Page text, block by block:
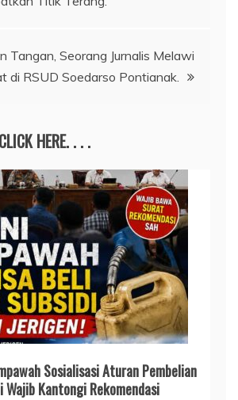
Tangan, Seorang Jurnalis Melawi
di RSUD Soedarso Pontianak.
HERE. . . .
Sosialisasi Aturan Pembelian
Wajib Kantongi Rekomendasi